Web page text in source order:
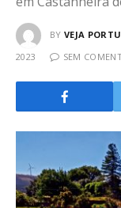
BY VEJA
2023
SEM